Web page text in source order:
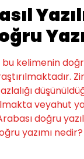
bu kelimenin
veyahut
doğru
yazımı